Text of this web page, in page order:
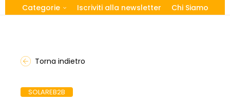
Categorie Iscriviti alla newsletter Chi Siamo
Torna indietro
SOLAREB2B